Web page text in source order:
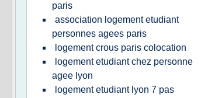
paris
association logement etudiant
personnes agees paris
logement crous paris colocation
logement etudiant chez personne
agee lyon
logement etudiant lyon 7 pas